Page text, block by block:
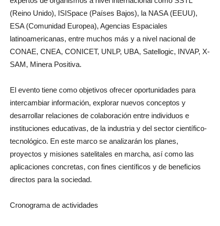
(Reino Unido), ISISpace (Países Bajos), la NASA (EEUU),
ESA (Comunidad Europea), Agencias Espaciales
latinoamericanas, entre muchos más y a nivel nacional de
CONAE, CNEA, CONICET, UNLP, UBA, Satellogic, INVAP, X-
SAM, Minera Positiva.
El evento tiene como objetivos ofrecer oportunidades para
intercambiar información, explorar nuevos conceptos y
desarrollar relaciones de colaboración entre individuos e
instituciones educativas, de la industria y del sector científico-
tecnológico. En este marco se analizarán los planes,
proyectos y misiones satelitales en marcha, así como las
aplicaciones concretas, con fines científicos y de beneficios
directos para la sociedad.
Cronograma de actividades